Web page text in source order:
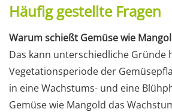
Häufig gestellte Fragen
Warum schießt Gemüse wie
Das kann unterschiedliche Gründe
Vegetationsperiode der
in eine Wachstums- und eine
Gemüse wie Mangold das